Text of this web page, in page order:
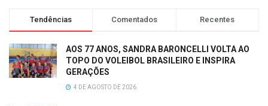
Tendências Comentados Recentes
AOS 77 ANOS, SANDRA BARONCELLI VOLTA AO
TOPO DO VOLEIBOL BRASILEIRO E INSPIRA
GERAÇÕES
4 DE AGOSTO DE 2026